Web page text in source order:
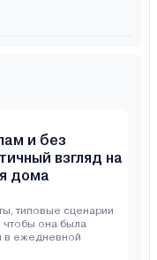
и без
взгляд на
дома
типовые сценарии
чтобы она была
в ежедневной